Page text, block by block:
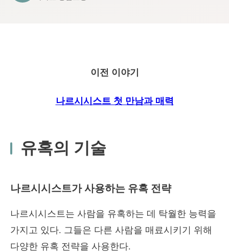
이전 이야기
나르시시스트 첫 만남과 매력
유혹의 기술
나르시시스트가 사용하는 유혹 전략
나르시시스트는 사람을 유혹하는 데 탁월한 능력을
가지고 있다. 그들은 다른 사람을 매료시키기 위해
다양한 유혹 전략을 사용한다.